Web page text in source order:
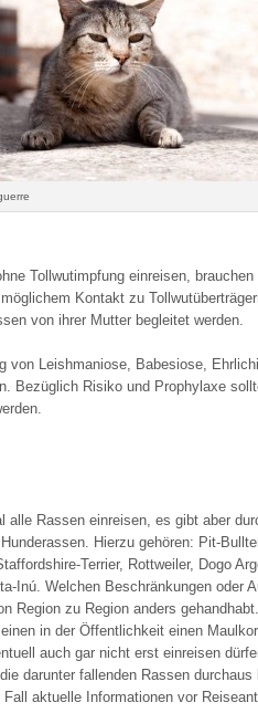
Tollwutimpfung einreisen, brauchen
Kontakt zu
von ihrer Mutter begleitet werden.
von Leishmaniose, Babesiose,
Bezüglich Risiko und Prophylaxe
alle Rassen einreisen, es gibt aber
Hierzu gehören: Pit-
Terrier, Rottweiler, Dogo
Inú. Welchen Beschränkungen oder
Region zu Region anders
in der Öffentlichkeit einen
auch gar nicht erst einreisen
darunter fallenden Rassen
aktuelle Informationen vor